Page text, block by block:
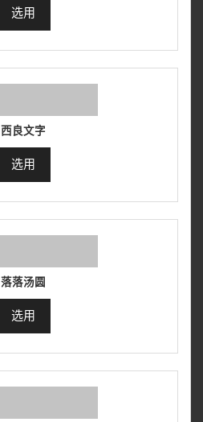
选用
西良文字
选用
落落汤圆
选用